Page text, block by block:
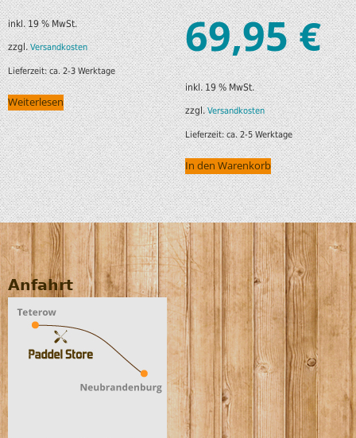
inkl. 19 % MwSt.
zzgl.Versandkosten
Lieferzeit:ca. 2-3 Werktage
Weiterlesen
69,95€
inkl. 19 % MwSt.
zzgl.Versandkosten
Lieferzeit:ca. 2-5 Werktage
In den Warenkorb
Anfahrt